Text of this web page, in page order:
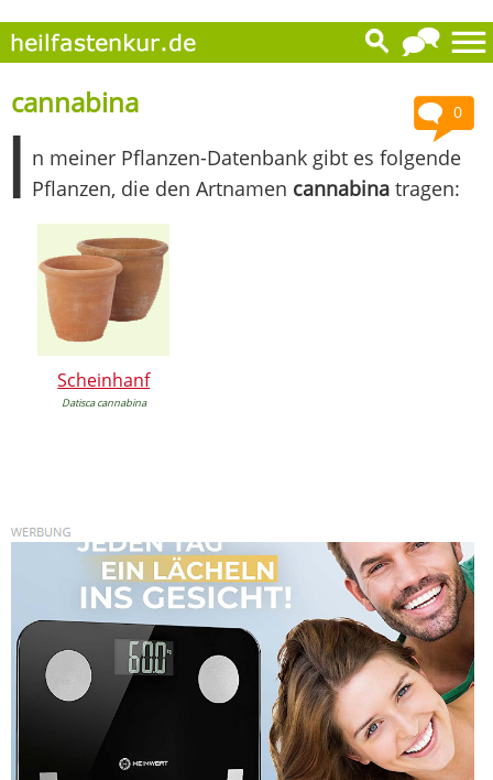
0
cannabina
I n meiner Pflanzen-Datenbank gibt es folgende
Pflanzen, die den Artnamen cannabina tragen:
Scheinhanf
Datisca cannabina